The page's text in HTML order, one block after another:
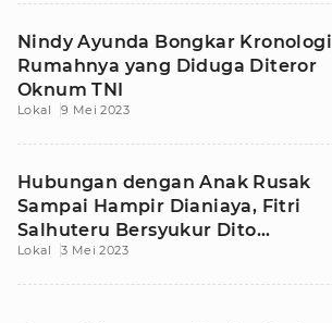
Nindy Ayunda Bongkar Kronologi
Rumahnya yang Diduga Diteror
Oknum TNI
Lokal 9 Mei 2023
Hubungan dengan Anak Rusak
Sampai Hampir Dianiaya, Fitri
Salhuteru Bersyukur Dito
Mahendra Ditangkap
Lokal 3 Mei 2023